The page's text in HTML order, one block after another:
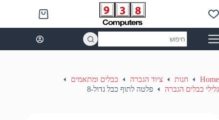
to
content
Shopping
cart
results
Home חנות ציוד הגברה
כבלים ומתאמים
גלילי כבלים הגברה
פלטה לתוף כבל גדול-8